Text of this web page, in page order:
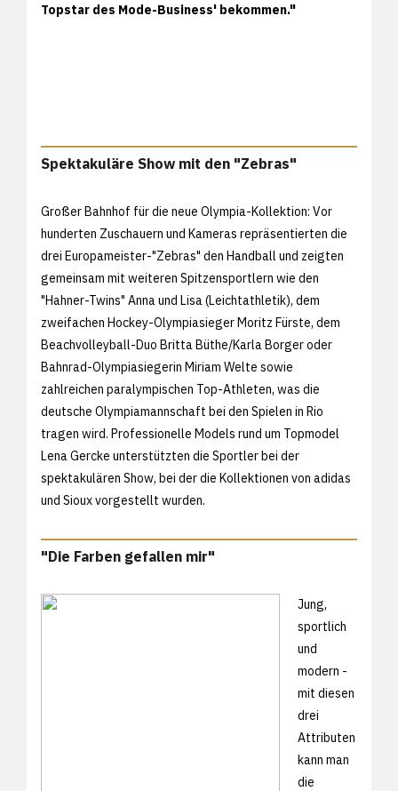
Topstar des Mode-Business' bekommen."
Spektakuläre Show mit den "Zebras"
Großer Bahnhof für die neue Olympia-Kollektion: Vor
hunderten Zuschauern und Kameras repräsentierten die
drei Europameister-"Zebras" den Handball und zeigten
gemeinsam mit weiteren Spitzensportlern wie den
"Hahner-Twins" Anna und Lisa (Leichtathletik), dem
zweifachen Hockey-Olympiasieger Moritz Fürste, dem
Beachvolleyball-Duo Britta Büthe/Karla Borger oder
Bahnrad-Olympiasiegerin Miriam Welte sowie
zahlreichen paralympischen Top-Athleten, was die
deutsche Olympiamannschaft bei den Spielen in Rio
tragen wird. Professionelle Models rund um Topmodel
Lena Gercke unterstützten die Sportler bei der
spektakulären Show, bei der die Kollektionen von adidas
und Sioux vorgestellt wurden.
"Die Farben gefallen mir"
Jung,
sportlich
und
modern -
mit diesen
drei
Attributen
kann man
die